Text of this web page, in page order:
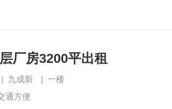
厂房3200平出租
| 九成新 | 一楼
通方便